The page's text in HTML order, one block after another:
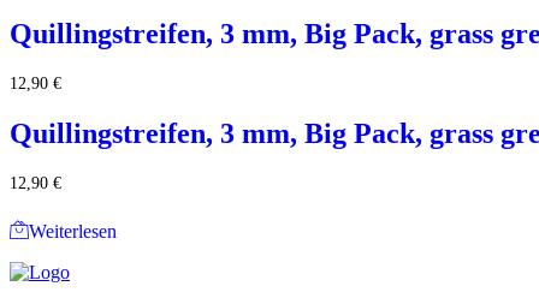
Quillingstreifen, 3 mm, Big Pack, grass
12,90 €
Quillingstreifen, 3 mm, Big Pack, grass
12,90 €
Weiterlesen